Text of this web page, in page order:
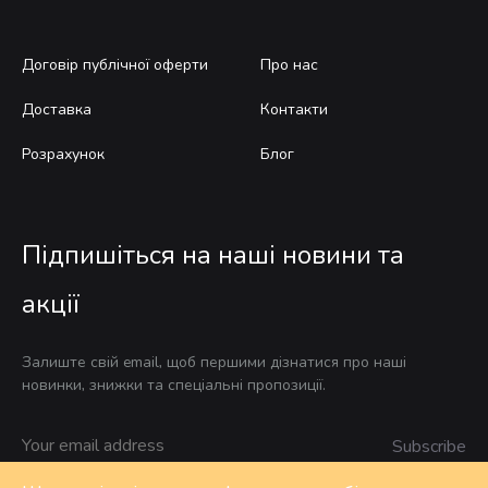
Договір публічної оферти
Доставка
Розрахунок
Про нас
Контакти
Блог
Підпишіться на наші новини та
акції
Залиште свій email, щоб першими дізнатися про наші
новинки, знижки та спеціальні пропозиції.